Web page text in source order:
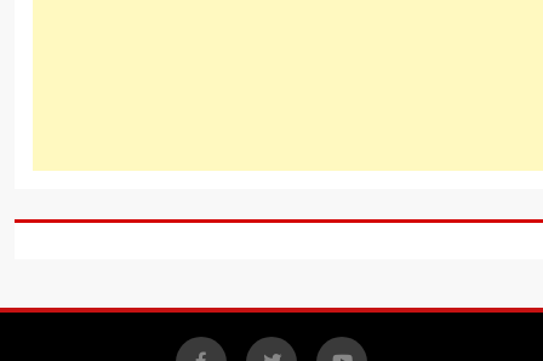
Facebook
X YouTube